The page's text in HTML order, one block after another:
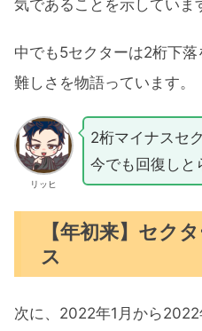
気であることを示していま
中でも5セクターは2桁下
難しさを物語っています。
リッヒ
2桁マイナスセ
今でも回復しと
【年初来】セク
ス
次に、2022年1月から